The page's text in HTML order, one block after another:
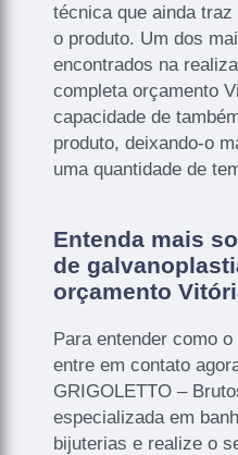
técnica que ainda
o produto. Um dos
encontrados na
completa orçamento
capacidade de
produto, deixando-o
uma quantidade de
Entenda mais
de
orçamento
Para entender como
entre em contato
GRIGOLETTO –
especializada em
bijuterias e realize o